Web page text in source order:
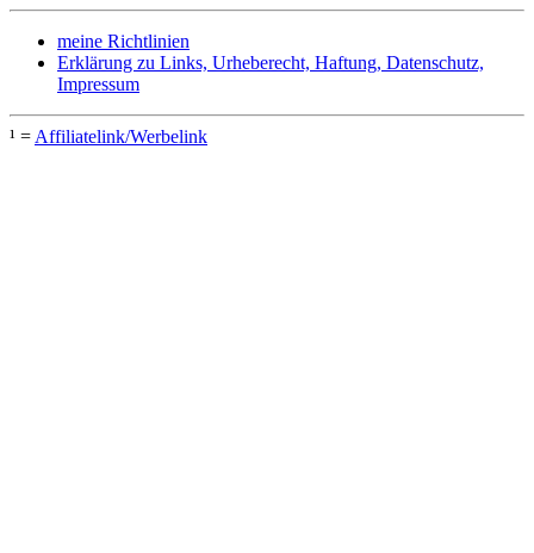
meine Richtlinien
Erklärung zu Links, Urheberecht, Haftung, Datenschutz,
Impressum
¹ = Affiliatelink/Werbelink